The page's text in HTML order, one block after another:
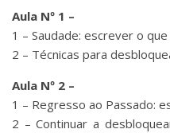
Aula Nº 1 –
1 – Saudade: escrever o
2 – Técnicas para
Aula Nº 2 –
1 – Regresso ao Passado:
2 – Continuar a